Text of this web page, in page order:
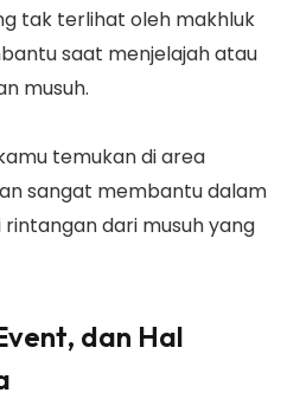
tak terlihat oleh makhluk
saat menjelajah atau
musuh.
temukan di area
sangat membantu dalam
dari musuh yang
dan Hal